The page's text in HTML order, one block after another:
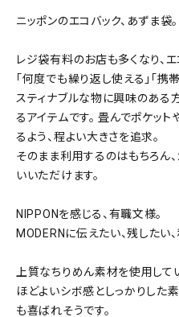
ニッポンのエコバック、あずま袋。
レジ袋有料のお店も多くなり、エ
「何度でも繰り返し使える」「携
スティナブルな物に興味のある
るアイテムです。 畳んでポケッ
るよう、程よい大きさを追求。
そのまま利用するのはもちろん
いいただけます。
NIPPONを感じる、有職文様。
MODERNに伝えたい、残したい
上質なちりめん素材を使用して
ほどよいシボ感としっかりした
も喜ばれそうです。